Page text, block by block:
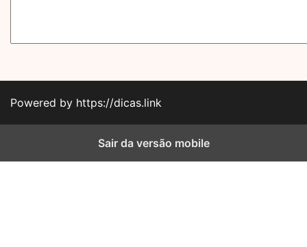
Powered by https://dicas.link
Sair da versão mobile